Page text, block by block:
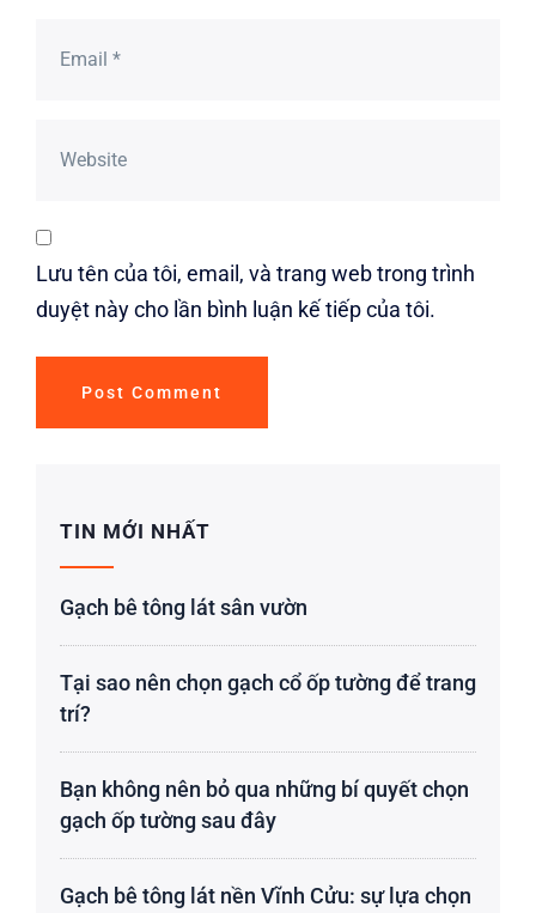
Lưu tên của tôi, email, và trang web trong trình
duyệt này cho lần bình luận kế tiếp của tôi.
TIN MỚI NHẤT
Gạch bê tông lát sân vườn
Tại sao nên chọn gạch cổ ốp tường để trang
trí?
Bạn không nên bỏ qua những bí quyết chọn
gạch ốp tường sau đây
Gạch bê tông lát nền Vĩnh Cửu: sự lựa chọn